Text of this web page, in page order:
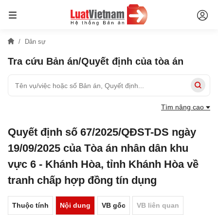
Dân sự
Tra cứu Bản án/Quyết định của tòa án
Tìm nâng cao
Quyết định số 67/2025/QĐST-DS ngày
19/09/2025 của Tòa án nhân dân khu
vực 6 - Khánh Hòa, tỉnh Khánh Hòa về
tranh chấp hợp đồng tín dụng
Thuộc tính Nội dung VB gốc VB liên quan